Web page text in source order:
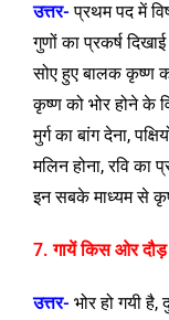
उत्तर- प्रथम पद में
गुणों का प्रकर्ष
सोए हुए बालक कृष्ण
कृष्ण को भोर होने के
मुर्ग का बांग देना,
मलिन होना, रवि का
इन सबके माध्यम से
7. गायें किस ओर दौड़
उत्तर- भोर हो गयी